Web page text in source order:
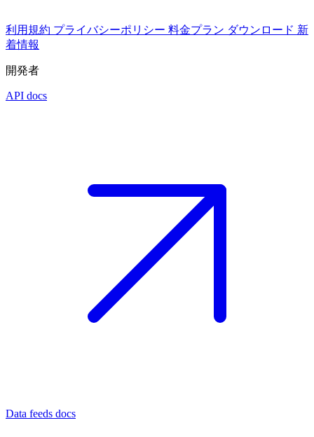
利用規約 プライバシーポリシー 料金プラン ダウンロード 新
着情報
開発者
API docs
Data feeds docs